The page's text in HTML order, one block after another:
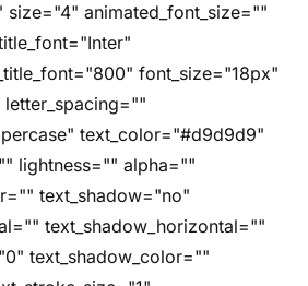
size="4" animated_font_size=""
font_size="18px"
text_color="#d9d9d9"
lightness="" alpha=""
text_shadow="no"
text_shadow_horizontal=""
text_shadow_color=""